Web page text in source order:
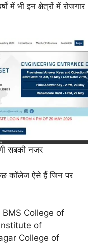
में भी इन क्षेत्रों में रोजगार
सबकी नजर
कॉलेज ऐसे हैं जिन पर
BMS College of
of
College of